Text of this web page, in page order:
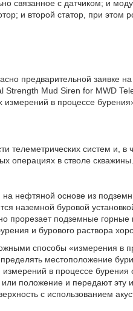
связанное с датчиком; и
и второй статор, при этом
предварительной заявке
Strength Mud Siren for MWD
в процессе
систем и, в
операциях в стволе скважины.
нефтяной основе из
наземной буровой
прорезает подземные
и бурового раствора
способы «измерения в
местоположение
в процессе
положение и передают
с использованием